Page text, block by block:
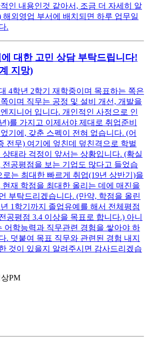
인 내용인것 같아서, 조금 더 자세히 알
해외영업 부서에 배치되면 하루 업무일
.
대한 고민 상담 부탁드립니다!
지망)
4학년 2학기 재학중이며 목표하는 쪽은
이며 직무는 공정 및 설비 개선, 개발을
지니어 입니다. 개인적인 사정으로 인
)를 가지고 이제서야 제대로 취업준비
기에, 갖춘 스펙이 전혀 없습니다. (어
전무) 여기에 엎친데 덮친격으로 학벌
태라 걱정이 앞서는 상황입니다. (확실
전공평점을 보는 기업도 많다고 들었습
로는 최대한 빠르게 취업(19년 상반기)을
재 학점을 최대한 올리는 데에 매진을
부탁드리겠습니다. (만약, 학점을 올린
1학기까지 졸업유예를 해서 전체평점
공평점 3.4 이상을 목표로 합니다.) 아니
어학능력과 직무관련 경험을 쌓아야 하
. 덧붙여 목표 직무와 관련된 경험 내지
것이 있을지 알려주시면 감사드리겠습
PM